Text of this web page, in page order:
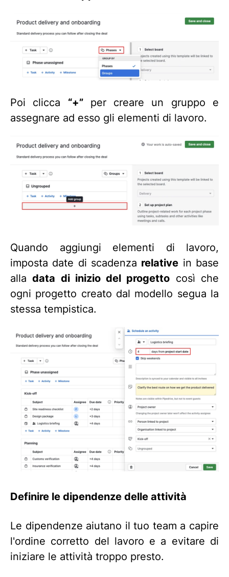
Poi clicca “+”per creare un gruppo e
assegnare ad esso gli elementi di lavoro.
Quando aggiungi elementi di lavoro,
imposta date di scadenza relative in base
alladata di inizio del progetto così che
ogni progetto creato dal modello segua la
stessa tempistica.
Definire le dipendenze delle attività
Le dipendenze aiutano il tuo team a capire
l'ordine corretto del lavoro e a evitare di
iniziare le attività troppo presto.